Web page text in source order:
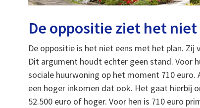
De oppositie ziet het
De oppositie is het niet eens met het plan.
Dit argument houdt echter geen stand. Voor
sociale huurwoning op het moment 710
een hoger inkomen dat ook. Het gaat hierbij
52.500 euro of hoger. Voor hen is 710 euro